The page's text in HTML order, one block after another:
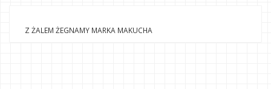
Z ŻALEM ŻEGNAMY MARKA MAKUCHA